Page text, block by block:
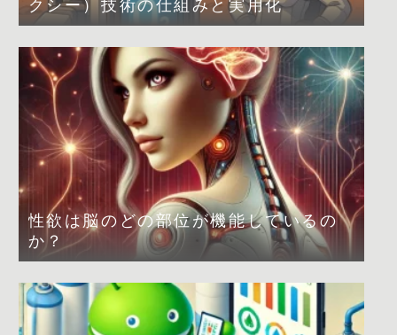
クシー）技術の仕組みと実用化
性欲は脳のどの部位が機能しているの
か？